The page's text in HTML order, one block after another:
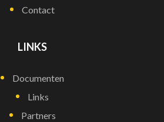
Contact
LINKS
Documenten
Links
Partners